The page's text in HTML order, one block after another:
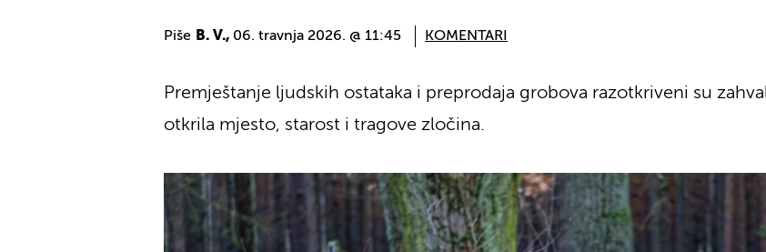
Piše B. V., 06. travnja 2026. @ 11:45 KOMENTARI
Premještanje ljudskih ostataka i preprodaja grobova razotkriveni su
otkrila mjesto, starost i tragove zločina.